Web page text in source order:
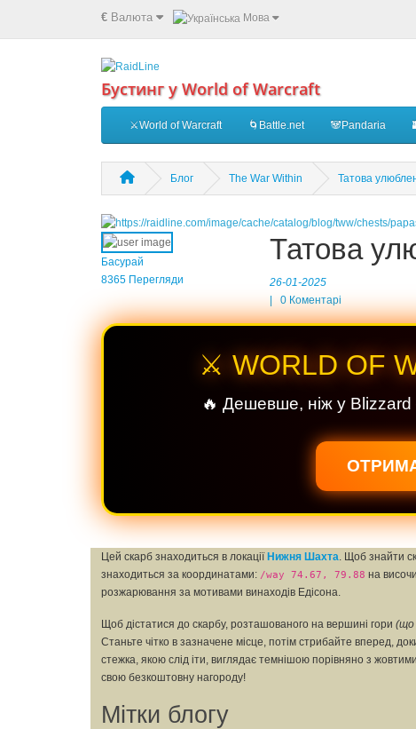
€ Валюта Мова
Бустинг у World of Warcraft
⚔️World of Warcraft 🌀Battle.net 🐼Pandaria
Блог The War Within Татова
Басурай
8365 Перегляди
Татова
26-01-2025
| 0 Коментарі
⚔️ WORLD OF
🔥 Дешевше, ніж у Blizzard
Цей скарб знаходиться в локаціїНижня Шахта. Щоб знайти
знаходиться за координатами: /way 74.67, 79.88 на
розжарювання за мотивами винаходів Едісона.
Щоб дістатися до скарбу, розташованого на вершині гори (що
Станьте чітко в зазначене місце, потім стрибайте вперед,
стежка, якою слід іти, виглядає темнішою порівняно з
свою безкоштовну нагороду!
Мітки блогу